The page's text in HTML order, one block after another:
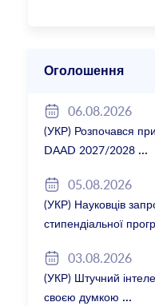
Оголошення
06.08.2026
(УКР) Розпочався
DAAD 2027/2028
05.08.2026
(УКР) Науковців
стипендіальної
03.08.2026
(УКР) Штучний
своєю думкою